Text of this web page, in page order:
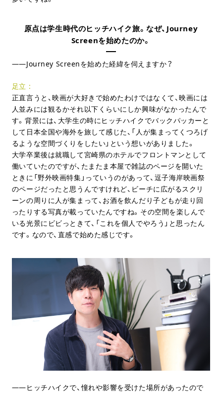
原点は学生時代のヒッチハイク旅。なぜ、Journey
Screenを始めたのか。
Journey Screenを始めた経緯を伺えますか？
足立
正直言うと、映画が大好きで始めたわけではなくて、映画には
人並みには観るかそれ以下くらいにしか興味がなかったんで
す。背景には、大学生の時にヒッチハイクでバックパッカーと
して日本全国や海外を旅して感じた、「人が集まってくつろげ
るような空間づくりをしたい」という想いがありました。
大学卒業後は就職して宮崎県のホテルでフロントマンとして
働いていたのですが、たまたま本屋で雑誌のページを開いた
ときに「野外映画特集」っていうのがあって、逗子海岸映画祭
のページだったと思うんですけれど、ビーチに広がるスクリ
ーンの周りに人が集まって、お酒を飲んだり子どもが走り回
ったりする写真が載っていたんですね。その空間を楽しんで
いる光景にビビっときて、「これを個人でやろう」と思ったん
です。なので、直感で始めた感じです。
ヒッチハイクで、憧れや影響を受けた場所があったので